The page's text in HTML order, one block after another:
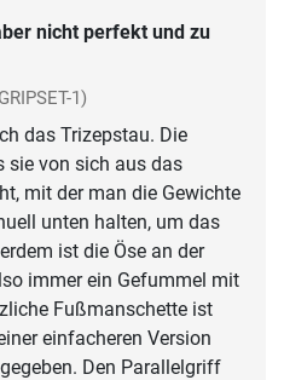
nicht perfekt und zu
1)
das Trizepstau. Die
sie von sich aus das
mit der man die Gewichte
unten halten, um das
ist die Öse an der
immer ein Gefummel mit
Fußmanschette ist
einfacheren Version
Den Parallelgriff